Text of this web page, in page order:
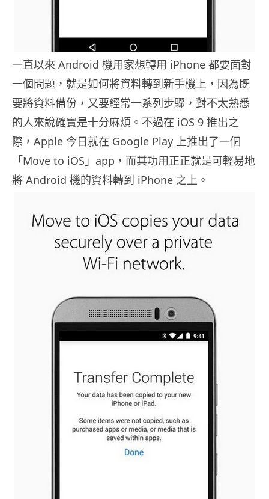
一直以來 Android 機用家想轉用 iPhone 都要面對
一個問題，就是如何將資料轉到新手機上，因為既
要將資料備份，又要經常一系列步驟，對不太熟悉
的人來說確實是十分麻煩。不過在 iOS 9 推出之
際，Apple 今日就在 Google Play 上推出了一個
「Move to iOS」app，而其功用正正就是可輕易地
將 Android 機的資料轉到 iPhone 之上。